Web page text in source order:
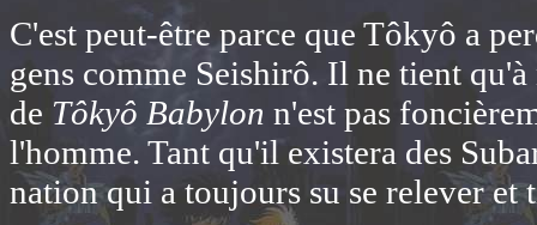
C'est peut-être parce que Tôkyô a
gens comme Seishirô. Il ne tient
de Tôkyô Babylon n'est pas
l'homme. Tant qu'il existera des
nation qui a toujours su se relever et